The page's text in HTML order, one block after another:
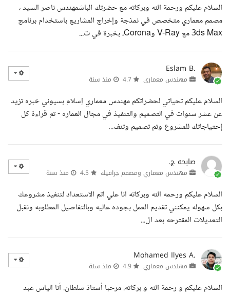
السلام عليكم ورحمة الله وبركاته مع حضرتك الباشمهندس ناصر السيد ،
مصمم معماري متخصص في نمذجة وإخراج المشاريع باستخدام برنامج
3ds Max مع V-Ray وCorona، بخبرة في ت...
Eslam B.
مهندس معماري منذ سنة
السلام عليكم تحياتي لحضراتكم مهندس معماري إسلام بسيوني خبره تزيد
عن عشر سنوات في التصميم والتنفيذ في مجال العماره - تم قراءة كل
إحتياجاتك للمشروع وتم تصميم وتنف...
صابحه ج.
مهندس معماري ومصمم جرافيك منذ سنة
السلام عليكم ورحمه الله وبركاته انا علي اتم الاستعداد لتنفيذ مشروعك
بكل سهوله يمكنني تقديم العمل بجوده عاليه وبالتفاصيل المطلوبه ونقبل
التعديلات المقترحه بعد ال...
Mohamed Ilyes A.
مهندس معماري منذ سنة
السلام عليكم و رحمة الله و بركاته. مرحبا أستاذ سلطان. أنا الياس عبد